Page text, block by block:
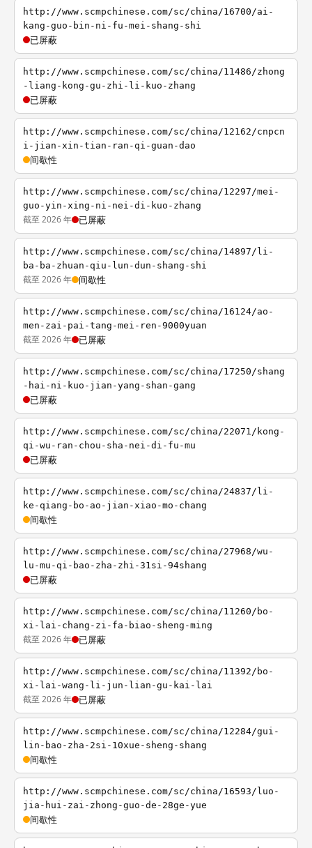
http://www.scmpchinese.com/sc/china/16700/ai-
kang-guo-bin-ni-fu-mei-shang-shi
已屏蔽
http://www.scmpchinese.com/sc/china/11486/zhong
-liang-kong-gu-zhi-li-kuo-zhang
已屏蔽
http://www.scmpchinese.com/sc/china/12162/cnpcn
i-jian-xin-tian-ran-qi-guan-dao
间歇性
http://www.scmpchinese.com/sc/china/12297/mei-
guo-yin-xing-ni-nei-di-kuo-zhang
截至 2026 年 已屏蔽
http://www.scmpchinese.com/sc/china/14897/li-
ba-ba-zhuan-qiu-lun-dun-shang-shi
截至 2026 年 间歇性
http://www.scmpchinese.com/sc/china/16124/ao-
men-zai-pai-tang-mei-ren-9000yuan
截至 2026 年 已屏蔽
http://www.scmpchinese.com/sc/china/17250/shang
-hai-ni-kuo-jian-yang-shan-gang
已屏蔽
http://www.scmpchinese.com/sc/china/22071/kong-
qi-wu-ran-chou-sha-nei-di-fu-mu
已屏蔽
http://www.scmpchinese.com/sc/china/24837/li-
ke-qiang-bo-ao-jian-xiao-mo-chang
间歇性
http://www.scmpchinese.com/sc/china/27968/wu-
lu-mu-qi-bao-zha-zhi-31si-94shang
已屏蔽
http://www.scmpchinese.com/sc/china/11260/bo-
xi-lai-chang-zi-fa-biao-sheng-ming
截至 2026 年 已屏蔽
http://www.scmpchinese.com/sc/china/11392/bo-
xi-lai-wang-li-jun-lian-gu-kai-lai
截至 2026 年 已屏蔽
http://www.scmpchinese.com/sc/china/12284/gui-
lin-bao-zha-2si-10xue-sheng-shang
间歇性
http://www.scmpchinese.com/sc/china/16593/luo-
jia-hui-zai-zhong-guo-de-28ge-yue
间歇性